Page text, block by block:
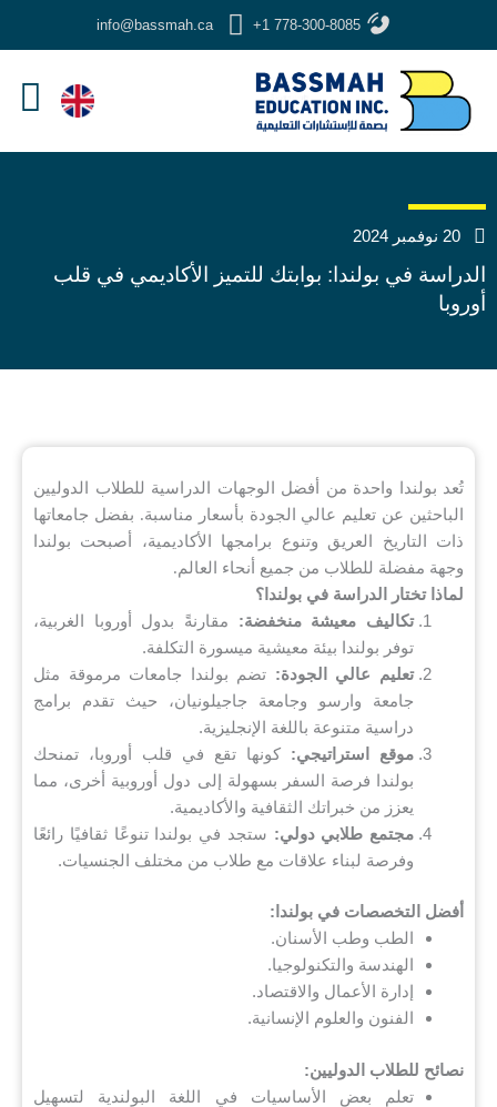
المحتوى
+1 778-300-8085
info@bassmah.ca
20 نوفمبر 2024
الدراسة في بولندا: بوابتك للتميز الأكاديمي في قلب
أوروبا
تُعد بولندا واحدة من أفضل الوجهات الدراسية للطلاب الدوليين
الباحثين عن تعليم عالي الجودة بأسعار مناسبة. بفضل جامعاتها
ذات التاريخ العريق وتنوع برامجها الأكاديمية، أصبحت بولندا
وجهة مفضلة للطلاب من جميع أنحاء العالم.
لماذا تختار الدراسة في بولندا؟
تكاليف معيشة منخفضة: مقارنةً بدول أوروبا الغربية،
توفر بولندا بيئة معيشية ميسورة التكلفة.
تعليم عالي الجودة: تضم بولندا جامعات مرموقة مثل
جامعة وارسو وجامعة جاجيلونيان، حيث تقدم برامج
دراسية متنوعة باللغة الإنجليزية.
موقع استراتيجي: كونها تقع في قلب أوروبا، تمنحك
بولندا فرصة السفر بسهولة إلى دول أوروبية أخرى، مما
يعزز من خبراتك الثقافية والأكاديمية.
مجتمع طلابي دولي: ستجد في بولندا تنوعًا ثقافيًا رائعًا
وفرصة لبناء علاقات مع طلاب من مختلف الجنسيات.
أفضل التخصصات في بولندا:
الطب وطب الأسنان.
الهندسة والتكنولوجيا.
إدارة الأعمال والاقتصاد.
الفنون والعلوم الإنسانية.
نصائح للطلاب الدوليين:
تعلم بعض الأساسيات في اللغة البولندية لتسهيل